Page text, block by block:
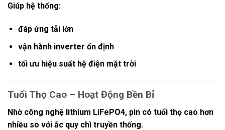
Giúp hệ thống:
đáp ứng tải lớn
vận hành inverter ổn định
tối ưu hiệu suất hệ điện mặt trời
Tuổi Thọ Cao – Hoạt Động Bền Bỉ
Nhờ công nghệ lithium LiFePO4, pin có tuổi thọ cao hơn
nhiều so với ắc quy chì truyền thống.